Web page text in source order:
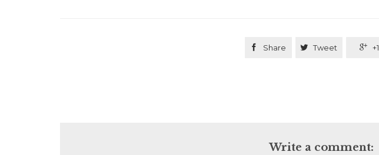
 Share  Tweet  +1
Write a comment: